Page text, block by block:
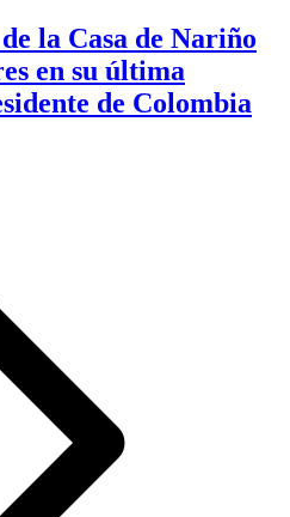
la Casa de Nariño
en su última
de Colombia